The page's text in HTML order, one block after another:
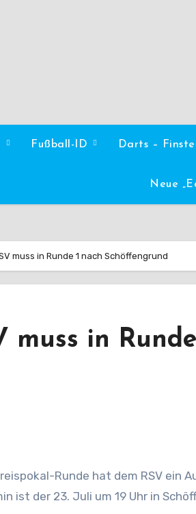
Fußball-ID Darts –
Neue
muss in Runde 1 nach Schöffengrund
muss in
ist der 23. Juli um 19 Uhr in